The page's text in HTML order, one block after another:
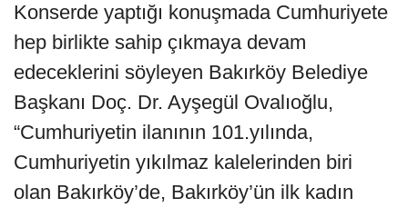
Konserde yaptığı konuşmada Cumhuriyete
hep birlikte sahip çıkmaya devam
edeceklerini söyleyen Bakırköy Belediye
Başkanı Doç. Dr. Ayşegül Ovalıoğlu,
“Cumhuriyetin ilanının 101.yılında,
Cumhuriyetin yıkılmaz kalelerinden biri
olan Bakırköy’de, Bakırköy’ün ilk kadın